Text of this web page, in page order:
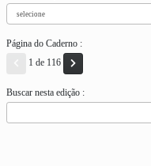
Página do Caderno :
1 de 116
Buscar nesta edição :